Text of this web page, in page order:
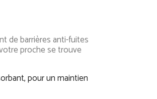
barrières anti-fuites
proche se trouve
pour un maintien